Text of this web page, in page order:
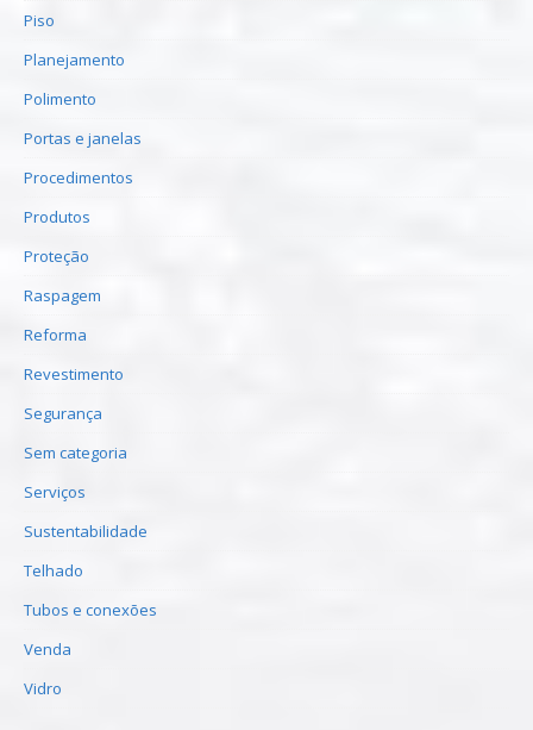
Piso
Planejamento
Polimento
Portas e janelas
Procedimentos
Produtos
Proteção
Raspagem
Reforma
Revestimento
Segurança
Sem categoria
Serviços
Sustentabilidade
Telhado
Tubos e conexões
Venda
Vidro